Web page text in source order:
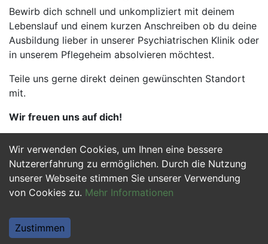
Wir verwenden Cookies, um Ihnen eine bessere
Nutzererfahrung zu ermöglichen. Durch die Nutzung
unserer Webseite stimmen Sie unserer Verwendung
von Cookies zu. Mehr Informationen
Zustimmen
Bewirb dich schnell und unkompliziert mit deinem
Lebenslauf und einem kurzen Anschreiben ob du deine
Ausbildung lieber in unserer Psychiatrischen Klinik oder
in unserem Pflegeheim absolvieren möchtest.
Teile uns gerne direkt deinen gewünschten Standort
mit.
Wir freuen uns auf dich!
Jetzt Bewerben